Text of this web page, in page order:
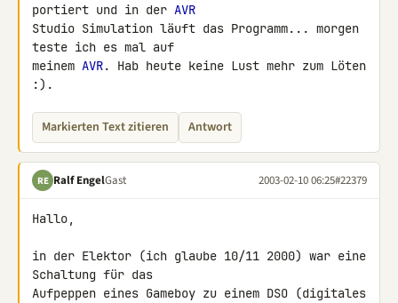
portiert und in der AVR
Studio Simulation läuft das Programm... morgen
teste ich es mal auf
meinem AVR. Hab heute keine Lust mehr zum Löten
:).
Markierten Text zitieren Antwort
RE Ralf EngelGast 2003-02-10 06:25#22379
Hallo,
in der Elektor (ich glaube 10/11 2000) war eine
Schaltung für das
Aufpeppen eines Gameboy zu einem DSO (digitales